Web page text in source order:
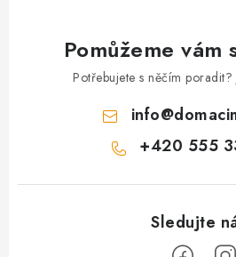
Pomůžeme vám
Potřebujete s něčím poradit?
info@
+420 555